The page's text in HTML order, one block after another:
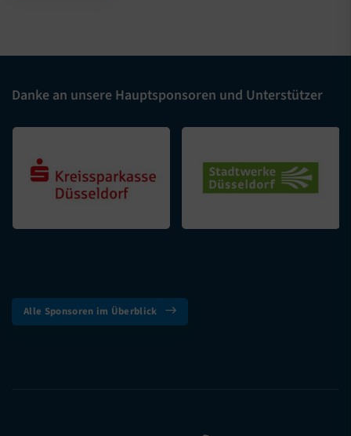
Danke an unsere Hauptsponsoren und Unterstützer
Alle Sponsoren im Überblick